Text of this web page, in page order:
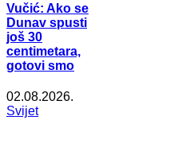
Vučić: Ako se
Dunav spusti
još 30
centimetara,
gotovi smo
02.08.2026.
Svijet